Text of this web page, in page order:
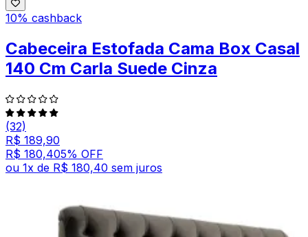
10% cashback
Cabeceira Estofada Cama Box Casal
140 Cm Carla Suede Cinza
(32)
R$ 189,90
R$ 180,405% OFF
ou 1x de R$ 180,40 sem juros